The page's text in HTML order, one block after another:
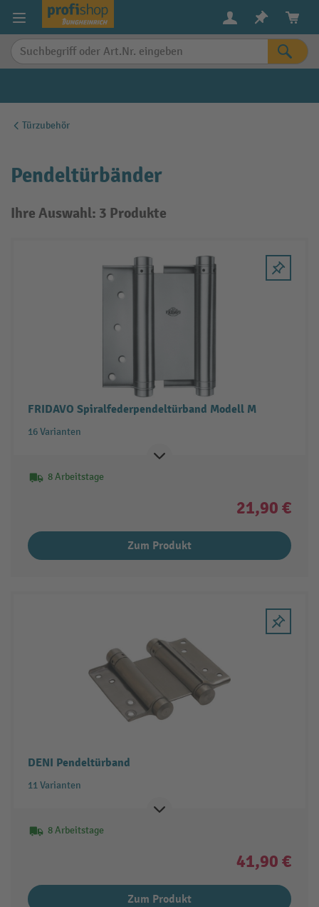
springen
Türzubehör
Pendeltürbänder
Ihre Auswahl: 3 Produkte
FRIDAVO Spiralfederpendeltürband Modell M
16 Varianten
8 Arbeitstage
21,90 €
Zum Produkt
DENI Pendeltürband
11 Varianten
8 Arbeitstage
41,90 €
Zum Produkt